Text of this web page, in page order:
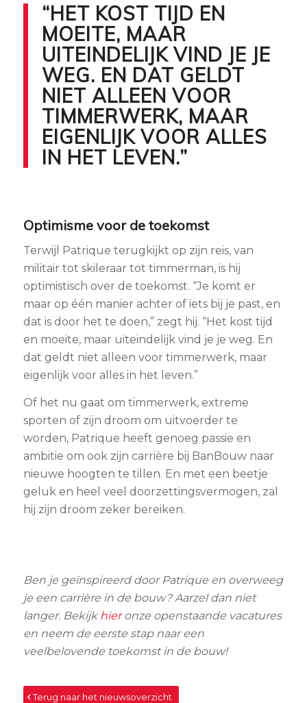
“HET KOST TIJD EN
MOEITE, MAAR
UITEINDELIJK VIND JE JE
WEG. EN DAT GELDT
NIET ALLEEN VOOR
TIMMERWERK, MAAR
EIGENLIJK VOOR ALLES
IN HET LEVEN.”
Optimisme voor de toekomst
Terwijl Patrique terugkijkt op zijn reis, van
militair tot skileraar tot timmerman, is hij
optimistisch over de toekomst. “Je komt er
maar op één manier achter of iets bij je past, en
dat is door het te doen,” zegt hij. “Het kost tijd
en moeite, maar uiteindelijk vind je je weg. En
dat geldt niet alleen voor timmerwerk, maar
eigenlijk voor alles in het leven.”
Of het nu gaat om timmerwerk, extreme
sporten of zijn droom om uitvoerder te
worden, Patrique heeft genoeg passie en
ambitie om ook zijn carrière bij BanBouw naar
nieuwe hoogten te tillen. En met een beetje
geluk en heel veel doorzettingsvermogen, zal
hij zijn droom zeker bereiken.
Ben je geïnspireerd door Patrique en overweeg
je een carrière in de bouw? Aarzel dan niet
langer. Bekijk hieronze openstaande vacatures
en neem de eerste stap naar een
veelbelovende toekomst in de bouw!
Terug naar het nieuwsoverzicht